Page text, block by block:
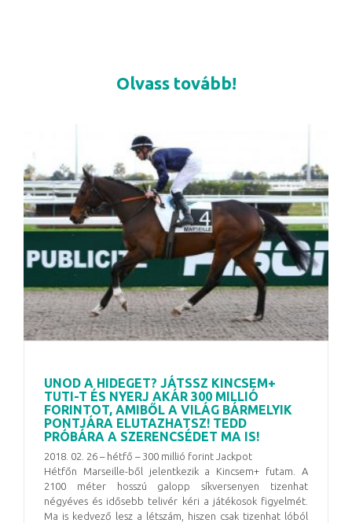
Olvass tovább!
UNOD A HIDEGET? JÁTSSZ KINCSEM+
TUTI-T ÉS NYERJ AKÁR 300 MILLIÓ
FORINTOT, AMIBŐL A VILÁG BÁRMELYIK
PONTJÁRA ELUTAZHATSZ! TEDD
PRÓBÁRA A SZERENCSÉDET MA IS!
2018. 02. 26 – hétfő – 300 millió forint Jackpot
Hétfőn Marseille-ből jelentkezik a Kincsem+ futam. A
2100 méter hosszú galopp síkversenyen tizenhat
négyéves és idősebb telivér kéri a játékosok figyelmét.
Ma is kedvező lesz a létszám, hiszen csak tizenhat lóból